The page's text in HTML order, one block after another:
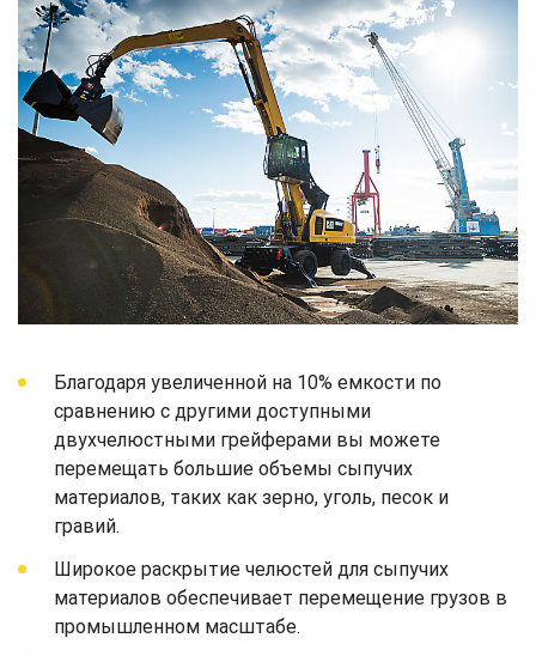
Благодаря увеличенной на 10% емкости по
сравнению с другими доступными
двухчелюстными грейферами вы можете
перемещать большие объемы сыпучих
материалов, таких как зерно, уголь, песок и
гравий.
Широкое раскрытие челюстей для сыпучих
материалов обеспечивает перемещение грузов в
промышленном масштабе.